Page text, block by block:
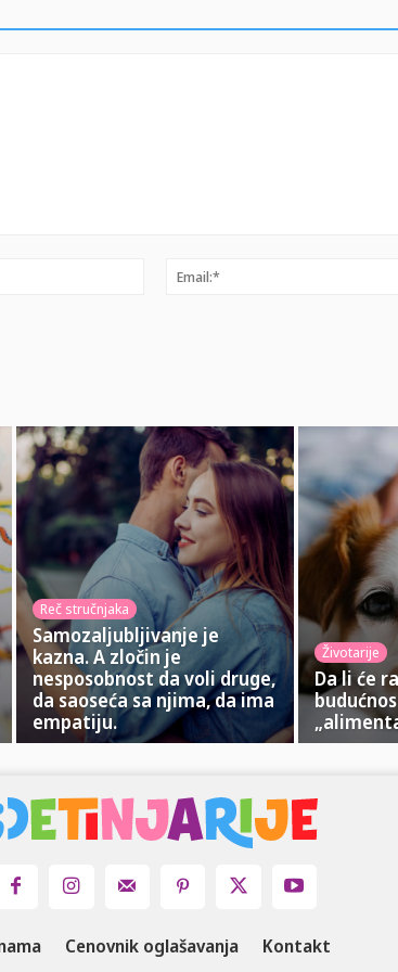
Ime:*
Reč stručnjaka
Samozaljubljivanje je
kazna. A zločin je
nesposobnost da voli druge,
da saoseća sa njima, da ima
empatiju.
Životarije
Da li će
Cenovnik oglašavanja Kontakt